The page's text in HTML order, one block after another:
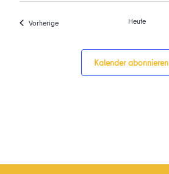
VorherigeVeranstaltungen Heute
Kalender abonnieren